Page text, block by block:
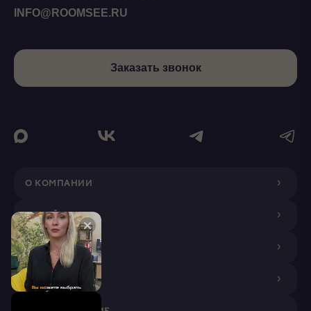
О КОМПАНИИ
ДИЗАЙНЕРАМ
ПОКУПАТЕЛЯМ
ПАРТНЕРАМ
INFO@ROOMSEE.RU
Заказать звонок